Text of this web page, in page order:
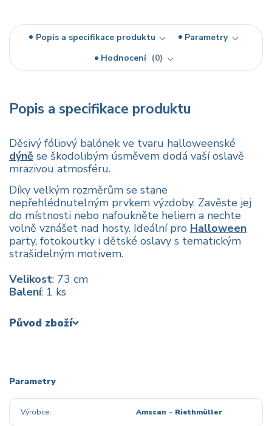
Popis a specifikace produktu
Parametry
Hodnocení
0
Popis a specifikace produktu
Děsivý fóliový balónek ve tvaru halloweenské
dýně se škodolibým úsměvem dodá vaší oslavě
mrazivou atmosféru.
Díky velkým rozměrům se stane
nepřehlédnutelným prvkem výzdoby. Zavěste jej
do místnosti nebo nafoukněte heliem a nechte
volně vznášet nad hosty. Ideální pro Halloween
party, fotokoutky i dětské oslavy s tematickým
strašidelným motivem.
Velikost: 73 cm
Balení: 1 ks
Původ zboží
Parametry
Výrobce Amscan - Riethmüller